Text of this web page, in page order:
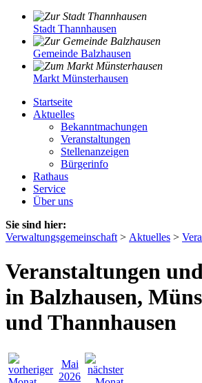
Stadt Thannhausen
Gemeinde Balzhausen
Markt Münsterhausen
Startseite
Aktuelles
Bekanntmachungen
Veranstaltungen
Stellenanzeigen
Bürgerinfo
Rathaus
Service
Über uns
Sie sind hier:
Verwaltungsgemeinschaft > Aktuelles >
Veranstaltungen
in Balzhausen,
und Thannhausen
Mai
2026